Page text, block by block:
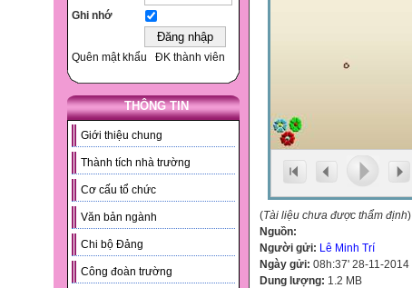
Ghi nhớ
Quên mật khẩu ĐK thành viên
THÔNG TIN
Giới thiệu chung
Thành tích nhà trường
Cơ cấu tổ chức
Văn bản ngành
Chi bộ Đảng
Công đoàn trường
(Tài liệu chưa được thẩm định)
Nguồn:
Người gửi: Lê Minh Trí
Ngày gửi: 08h:37' 28-11-2014
Dung lượng: 1.2 MB